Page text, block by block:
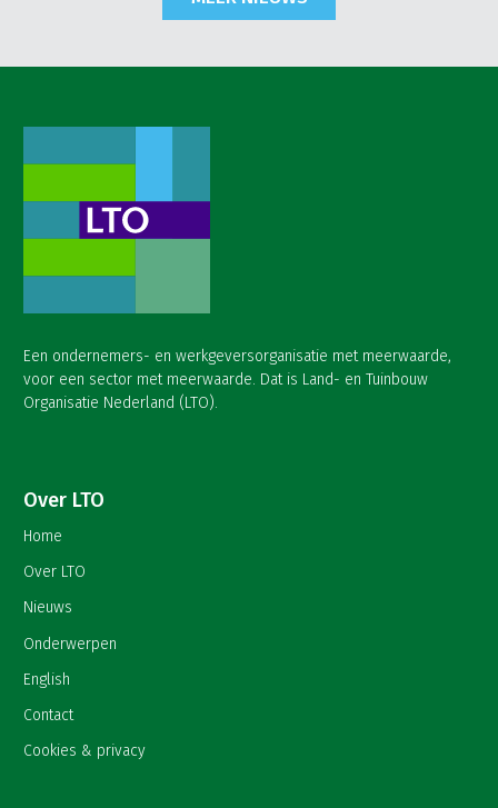
Een ondernemers- en werkgeversorganisatie met meerwaarde,
voor een sector met meerwaarde. Dat is Land- en Tuinbouw
Organisatie Nederland (LTO).
Over LTO
Home
Over LTO
Nieuws
Onderwerpen
English
Contact
Cookies & privacy